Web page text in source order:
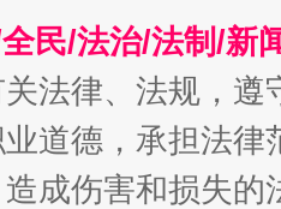
生
民/法治/法制/新
法律、法规，
道德，承担法
成伤害和损失